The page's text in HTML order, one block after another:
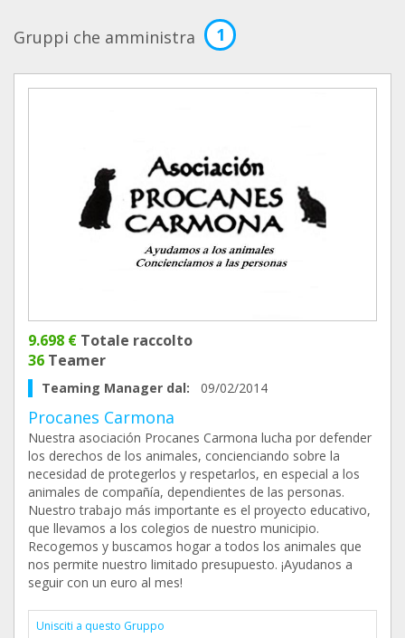
Gruppi che amministra 1
9.698 € Totale raccolto
36 Teamer
Teaming Manager dal: 09/02/2014
Procanes Carmona
Nuestra asociación Procanes Carmona lucha por defender
los derechos de los animales, concienciando sobre la
necesidad de protegerlos y respetarlos, en especial a los
animales de compañía, dependientes de las personas.
Nuestro trabajo más importante es el proyecto educativo,
que llevamos a los colegios de nuestro municipio.
Recogemos y buscamos hogar a todos los animales que
nos permite nuestro limitado presupuesto. ¡Ayudanos a
seguir con un euro al mes!
Unisciti a questo Gruppo